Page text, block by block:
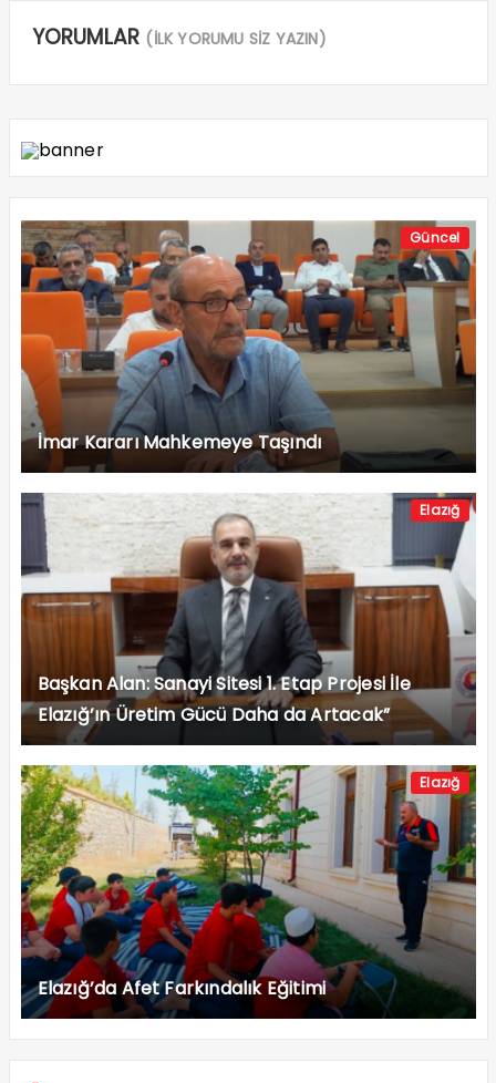
YORUMLAR (İLK YORUMU SİZ YAZIN)
Güncel
İmar Kararı Mahkemeye Taşındı
Elazığ
Başkan Alan: Sanayi Sitesi 1. Etap Projesi İle
Elazığ’ın Üretim Gücü Daha da Artacak”
Elazığ
Elazığ’da Afet Farkındalık Eğitimi